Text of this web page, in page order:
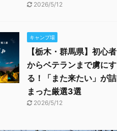
2026/5/12
キャンプ場
【栃木・群馬県】初心者
からベテランまで虜にす
る！「また来たい」が詰
まった厳選3選
2026/5/12